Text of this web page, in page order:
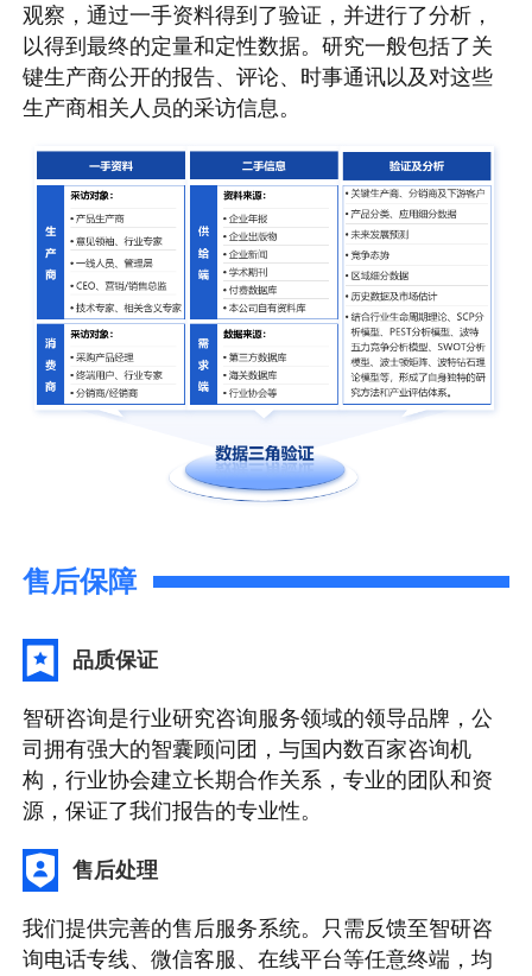
观察，通过一手资料得到了验证，并进行了分析，
以得到最终的定量和定性数据。研究一般包括了关
键生产商公开的报告、评论、时事通讯以及对这些
生产商相关人员的采访信息。
售后保障
品质保证
智研咨询是行业研究咨询服务领域的领导品牌，公
司拥有强大的智囊顾问团，与国内数百家咨询机
构，行业协会建立长期合作关系，专业的团队和资
源，保证了我们报告的专业性。
售后处理
我们提供完善的售后服务系统。只需反馈至智研咨
询电话专线、微信客服、在线平台等任意终端，均